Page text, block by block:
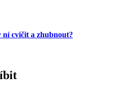
ní cvičit a zhubnout?